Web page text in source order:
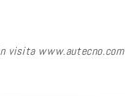
visita www.autecno.com